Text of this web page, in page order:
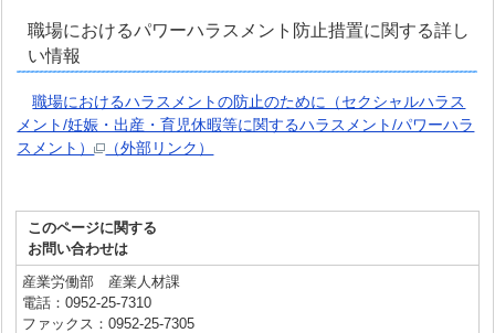
職場におけるパワーハラスメント防止措置に関する詳し
い情報
職場におけるハラスメントの防止のために（セクシャルハラス
メント/妊娠・出産・育児休暇等に関するハラスメント/パワーハラ
スメント）
（外部リンク）
このページに関する
お問い合わせは
産業労働部 産業人材課
電話：0952-25-7310
ファックス：0952-25-7305